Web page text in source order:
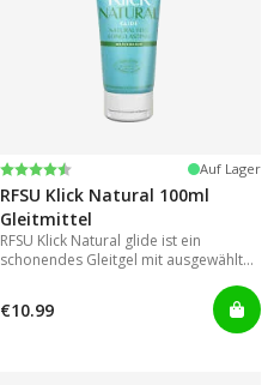
Bewertung:
4.4 von 5 Sternen Auf Lager
RFSU Klick Natural 100ml
Gleitmittel
RFSU Klick Natural glide ist ein
schonendes Gleitgel mit ausgewählten
€10.99